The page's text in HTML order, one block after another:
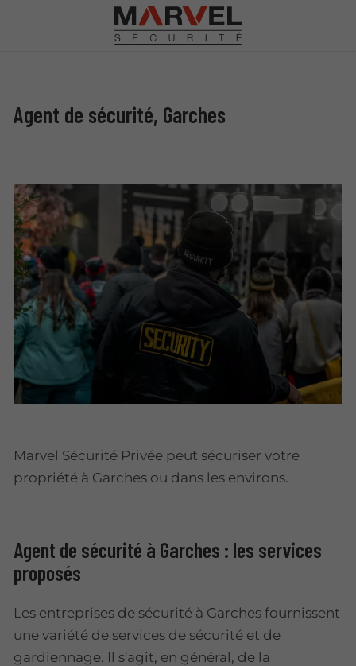
Agent de sécurité, Garches
Marvel Sécurité Privée peut sécuriser votre
propriété à Garches ou dans les environs.
Agent de sécurité à Garches : les services
proposés
Les entreprises de sécurité à Garches fournissent
une variété de services de sécurité et de
gardiennage. Il s'agit, en général, de la